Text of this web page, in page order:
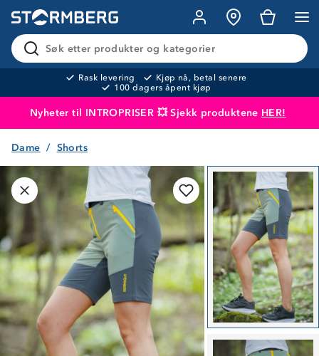
Søk etter produkter og kategorier
Rask levering
Kjøp nå, betal senere
100 dagers åpent kjøp
Nyheter til INTROPRISER 💥 Sjekk produktene HER!
Produktet er lagt i handlekurven
Dame Shorts